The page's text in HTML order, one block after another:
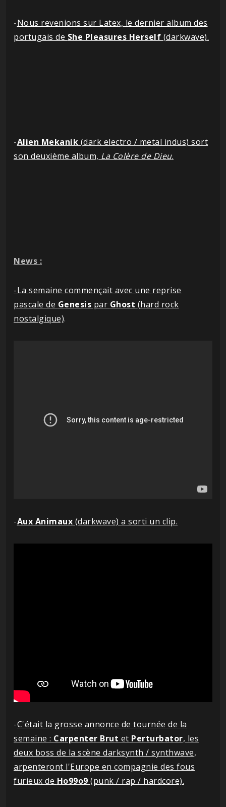
-Nous revenions sur Latex, le dernier album des
portugais de She Pleasures Herself (darkwave).
-Alien Mekanik (dark electro / metal indus) sort
son deuxième album, La Colère de Dieu.
News :
-La semaine commençait avec une reprise
pascale de Genesis par Ghost (hard rock
nostalgique).
-Aux Animaux (darkwave) a sorti un clip.
-C'était la grosse annonce de tournée de la
semaine : Carpenter Brut et Perturbator, les
deux boss de la scène darksynth / synthwave,
arpenteront l'Europe en compagnie des fous
furieux de Ho99o9 (punk / rap / hardcore).